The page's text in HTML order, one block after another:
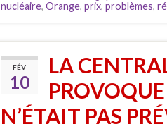
nucléaire, Orange, prix, problèmes,
FÉV
10
LA
N’ÉTAIT PAS